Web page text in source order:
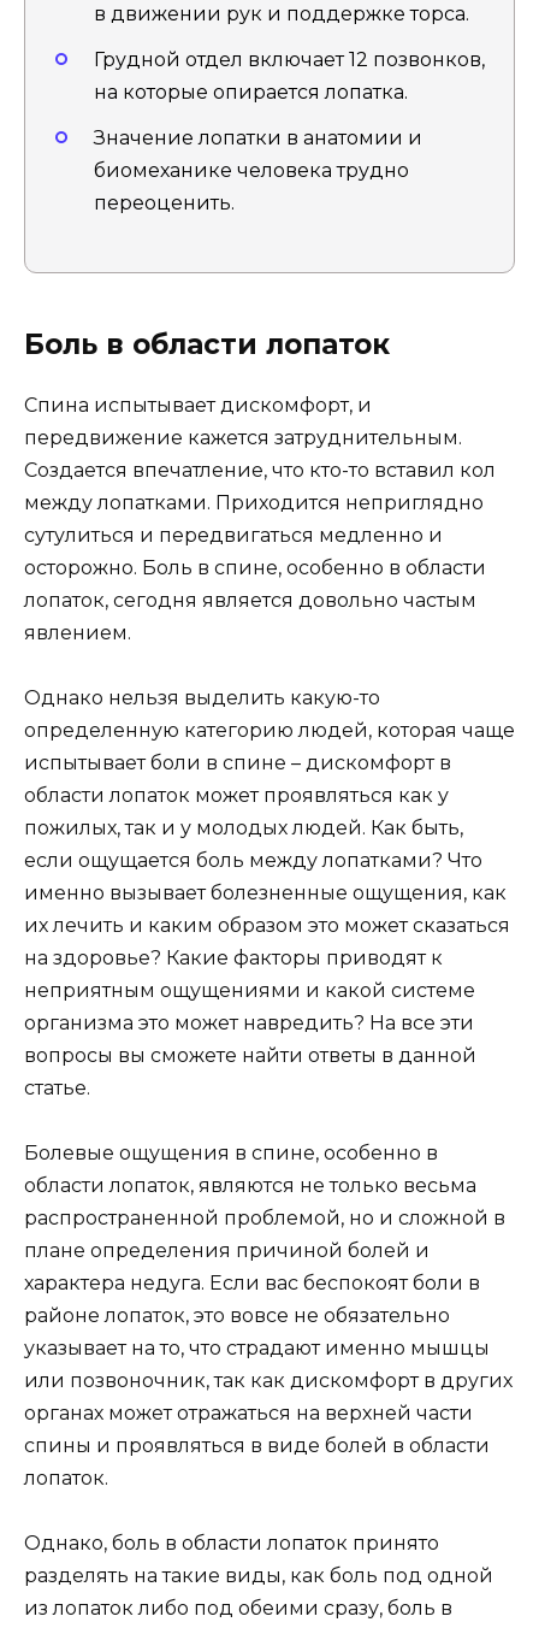
в движении рук и поддержке торса.
Грудной отдел включает 12 позвонков,
на которые опирается лопатка.
Значение лопатки в анатомии и
биомеханике человека трудно
переоценить.
Боль в области лопаток
Спина испытывает дискомфорт, и
передвижение кажется затруднительным.
Создается впечатление, что кто-то вставил кол
между лопатками. Приходится неприглядно
сутулиться и передвигаться медленно и
осторожно. Боль в спине, особенно в области
лопаток, сегодня является довольно частым
явлением.
Однако нельзя выделить какую-то
определенную категорию людей, которая чаще
испытывает боли в спине – дискомфорт в
области лопаток может проявляться как у
пожилых, так и у молодых людей. Как быть,
если ощущается боль между лопатками? Что
именно вызывает болезненные ощущения, как
их лечить и каким образом это может сказаться
на здоровье? Какие факторы приводят к
неприятным ощущениями и какой системе
организма это может навредить? На все эти
вопросы вы сможете найти ответы в данной
статье.
Болевые ощущения в спине, особенно в
области лопаток, являются не только весьма
распространенной проблемой, но и сложной в
плане определения причиной болей и
характера недуга. Если вас беспокоят боли в
районе лопаток, это вовсе не обязательно
указывает на то, что страдают именно мышцы
или позвоночник, так как дискомфорт в других
органах может отражаться на верхней части
спины и проявляться в виде болей в области
лопаток.
Однако, боль в области лопаток принято
разделять на такие виды, как боль под одной
из лопаток либо под обеими сразу, боль в